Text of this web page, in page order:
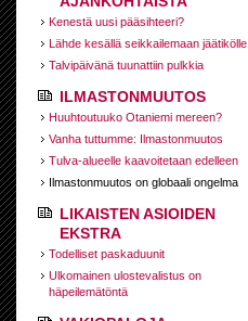
Kenestä uusi pääsihteeri?
Lähde kesällä seikkailemaan jäätikölle
Talvipäivänä tuunattiin pulkkia
ILMASTONMUUTOS
Huuhtoutuuko Otaniemi mereen?
Vanha tuttumme: Ilmastonmuutos
Tulva-alueelle kaavoitetaan edelleen
Ilmastonmuutos on globaali ongelma
LIKAISTEN ASIOIDEN
EKSTRA
Todelliset paskaduunit
Ulkomainen ulostevalistus on
häpeilemätöntä